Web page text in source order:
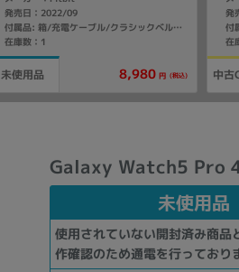
発売日：2022/09
付属品: 箱/充電ケーブル/クラシックベルト/マニュアル
在庫数：1
未使用品 8,980 円 (税込)
発
付
在
中古
Galaxy Watch5 Pro
未使用品
使用されていない開封済み商品
作確認のため通電を行っており